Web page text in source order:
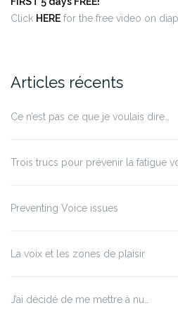
Click HERE for the free video on
Articles récents
Ce n’est pas ce que je voulais dire…
Trois trucs pour prévenir la fatigue
Preventing Voice issues
La voix et les zones de plaisir
J’ai décidé de me mettre à nu…